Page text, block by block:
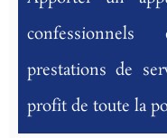
prestations de
profit de toute la